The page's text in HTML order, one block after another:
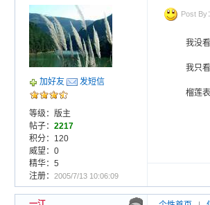
加好友 发短信
等级：版主
帖子： 2217
积分：120
威望：0
精华：5
注册：
2005/7/13 10:06:09
Post By
我没
我只
榴莲